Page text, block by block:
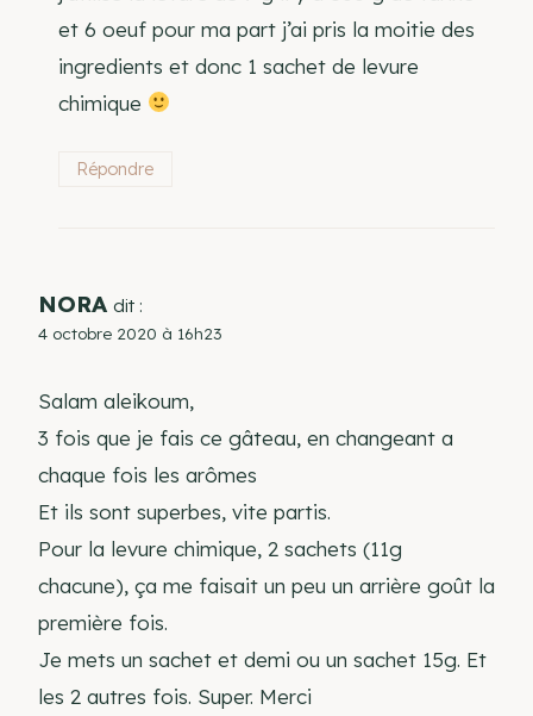
et 6 oeuf pour ma part j’ai pris la moitie des
ingredients et donc 1 sachet de levure
chimique
Répondre
NORA dit :
4 octobre 2020 à 16h23
Salam aleikoum,
3 fois que je fais ce gâteau, en changeant a
chaque fois les arômes
Et ils sont superbes, vite partis.
Pour la levure chimique, 2 sachets (11g
chacune), ça me faisait un peu un arrière goût la
première fois.
Je mets un sachet et demi ou un sachet 15g. Et
les 2 autres fois. Super. Merci